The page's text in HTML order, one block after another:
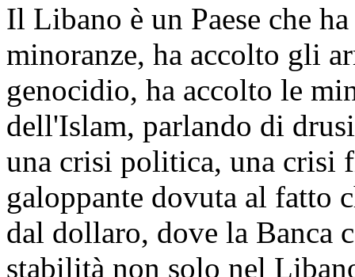
Il Libano è un Paese che
minoranze, ha accolto gli
genocidio, ha accolto le
dell'Islam, parlando di
una crisi politica, una crisi
galoppante dovuta al fatto
dal dollaro, dove la Banca
stabilità non solo nel